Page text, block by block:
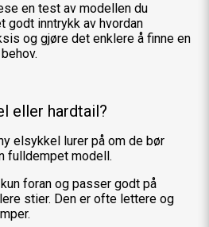
en test av modellen du
godt inntrykk av hvordan
og gjøre det enklere å finne en
eller hardtail?
elsykkel lurer på om de bør
fulldempet modell.
foran og passer godt på
stier. Den er ofte lettere og